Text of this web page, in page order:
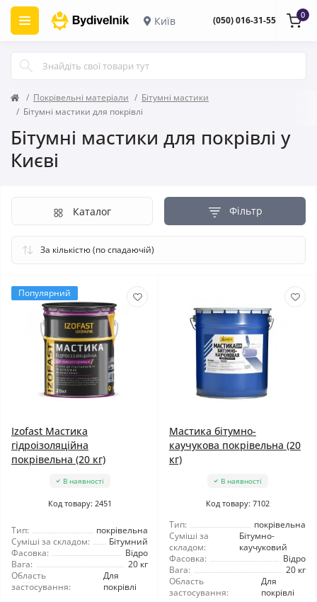
Київ (050) 016-31-55 0
Покрівельні матеріали
Бітумні мастики
Бітумні мастики для покрівлі
Бітумні мастики для покрівлі у
Києві
Фільтр
Каталог
Популярний
Izofast Мастика
гідроізоляційна
покрівельна (20 кг)
В наявності
Код товару: 2451
Тип:
покрівельна
Суміші за складом:
Бітумний
Фасовка:
Відро
Вага:
20 кг
Область
застосування:
Для
покрівлі
Мастика бітумно-
каучукова покрівельна (20
кг)
В наявності
Код товару: 7102
Тип:
покрівельна
Суміші за
складом:
Бітумно-
каучуковий
Фасовка:
Відро
Вага:
20 кг
Область
застосування:
Для
покрівлі